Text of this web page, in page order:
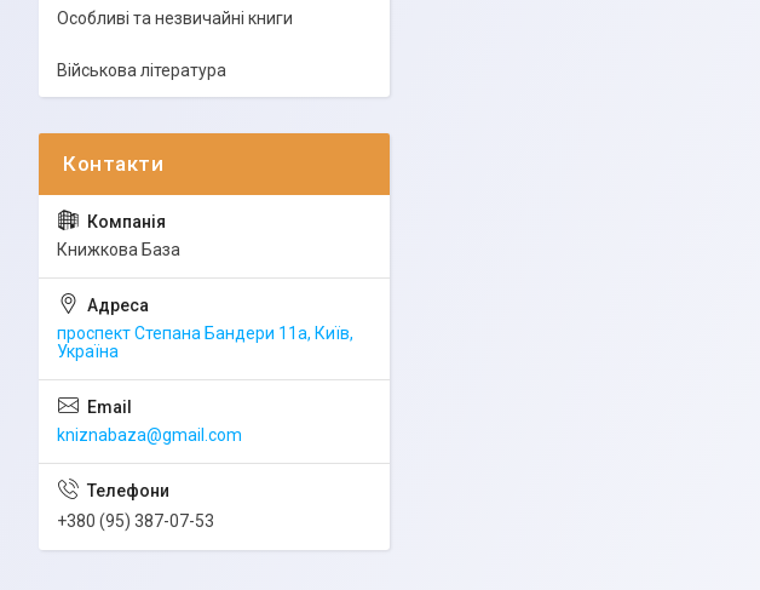
Особливі та незвичайні книги
Військова література
Книжкова База
проспект Степана Бандери 11а, Київ,
Україна
kniznabaza@gmail.com
+380 (95) 387-07-53